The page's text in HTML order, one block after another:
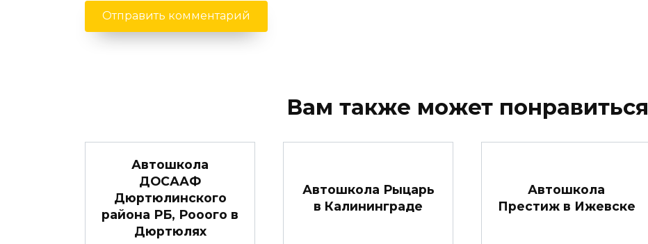
Вам также может понравиться
Автошкола
ДОСААФ
Дюртюлинского
района РБ, Рооого в
Дюртюлях
Автошкола Рыцарь
в Калининграде
Автошкола
Престиж в Ижевске